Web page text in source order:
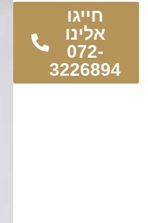
חייגו
אלינו
072-
3226894